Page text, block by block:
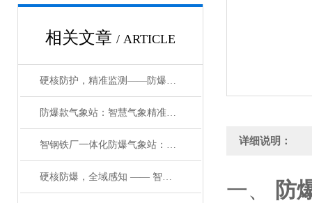
相关文章 / ARTICLE
硬核防护，精准监测——防爆气象站环境监测系统的技术内核与安全设计
防爆款气象站：智慧气象精准赋能，构建化工园区防爆安全新体系
智钢铁厂一体化防爆气象站：能气象精准监测，赋能钢铁工业绿色安全升级
硬核防爆，全域感知 —— 智能环境监测设备赋能工业园区安全管控#2026
详细说明：
一、
防